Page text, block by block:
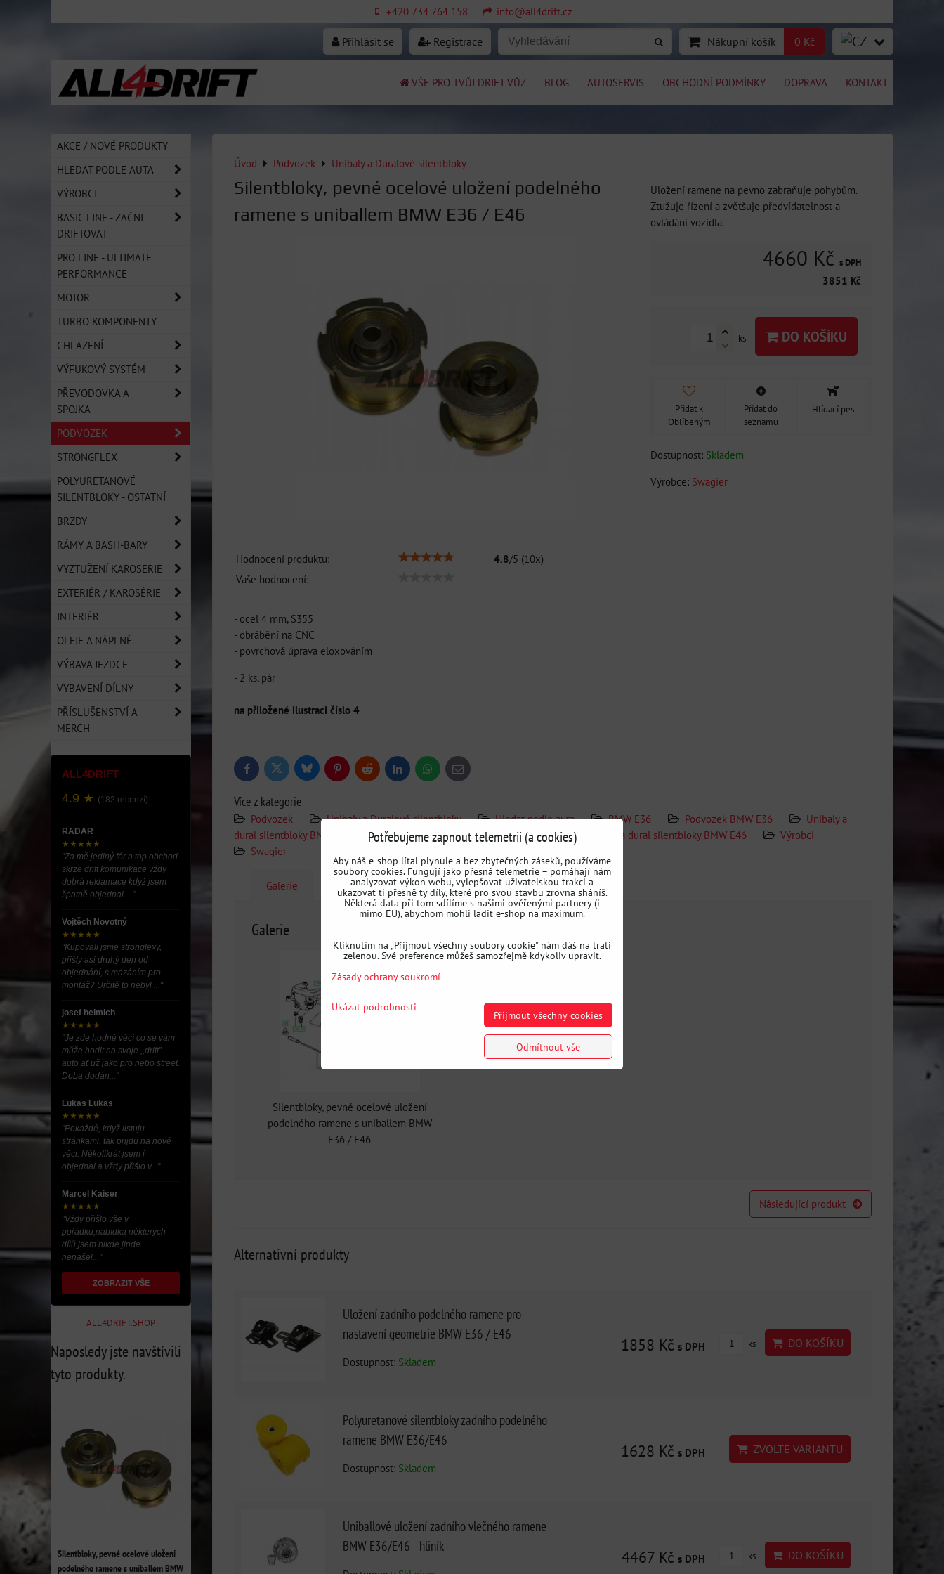
+420 734 764 158 info@all4drift.cz
Přihlásit se Registrace Nákupní košík 0 Kč
VŠE PRO TVŮJ DRIFT VŮZ BLOG AUTOSERVIS OBCHODNÍ PODMÍNKY DOPRAVA KONTAKT
Úvod Podvozek Unibaly a Duralové silentbloky
Silentbloky, pevné ocelové uložení podelného
ramene s uniballem BMW E36 / E46
Hodnocení produktu: 4.8/5 (10x)
Vaše hodnocení:
Uložení ramene na pevno zabraňuje pohybům.
Ztužuje řízení a zvětšuje předvídatelnost a
ovládání vozidla.
4660 Kč s DPH
3851 Kč
ks DO KOŠÍKU
Přidat k
Oblíbeným
Přidat do
seznamu
Hlídací pes
Dostupnost: Skladem
Výrobce: Swagier
- ocel 4 mm, S355
- obrábění na CNC
- povrchová úprava eloxováním
- 2 ks, pár
na přiložené ilustraci číslo 4
FacebookTwitter BlueskyPinterestReddit LinkedInWhatsApp
E-
mail
Více z kategorie
Podvozek Unibaly a Duralové silentbloky Hledat podle auta BMW E36 Podvozek BMW E36
Unibaly a
dural silentbloky BMW E36
BMW E46 Podvozek BMW E46 Unibaly a dural silentbloky BMW E46
Výrobci
Swagier
Galerie Doplňující informace
Galerie
Silentbloky, pevné ocelové uložení
podelného ramene s uniballem BMW
E36 / E46
Následující produkt
Alternativní produkty
Uložení zadního podelného ramene pro
nastavení geometrie BMW E36 / E46
Dostupnost: Skladem
1858 Kč s DPH ks DO KOŠÍKU
Polyuretanové silentbloky zadního podelného
ramene BMW E36/E46
Dostupnost: Skladem
1628 Kč s DPH ZVOLTE VARIANTU
Uniballové uložení zadního vlečného ramene
BMW E36/E46 - hliník
4467 Kč s DPH ks DO KOŠÍKU
AKCE / NOVÉ PRODUKTY
HLEDAT PODLE AUTA
VÝROBCI
BASIC LINE - ZAČNI
DRIFTOVAT
PRO LINE - ULTIMATE
PERFORMANCE
MOTOR
TURBO KOMPONENTY
CHLAZENÍ
VÝFUKOVÝ SYSTÉM
PŘEVODOVKA A
SPOJKA
PODVOZEK
STRONGFLEX
POLYURETANOVÉ
SILENTBLOKY - OSTATNÍ
BRZDY
RÁMY A BASH-BARY
VYZTUŽENÍ KAROSERIE
EXTERIÉR / KAROSÉRIE
INTERIÉR
OLEJE A NÁPLNĚ
VÝBAVA JEZDCE
VYBAVENÍ DÍLNY
PŘÍSLUŠENSTVÍ A
MERCH
ALL4DRIFT
4.9 ★ (182 recenzí)
RADAR
★★★★★
"Za mě jediný fér a top obchod
skrze drift komunikace vždy
dobrá reklamace když jsem
špatně objednal ..."
Vojtěch Novotný
★★★★★
"Kupovali jsme stronglexy,
přišly asi druhý den od
objednání, s mazáním pro
montáž? Určitě to nebyl ..."
josef helmich
★★★★★
"Je zde hodně věcí co se vám
může hodit na svoje ,,drift”
auto ať už jako pro nebo street.
Doba dodán..."
Lukas Lukas
★★★★★
"Pokaždé, když listuju
stránkami, tak prijdu na nové
věci. Několikrát jsem i
objednal a vždy přišlo v..."
Marcel Kaiser
★★★★★
"Vždy přišlo vše v
pořádku,nabídka některých
dílů,jsem nikde jinde
nenašel..."
ZOBRAZIT VŠE
ALL4DRIFT.SHOP
Naposledy jste navštívili
tyto produkty.
Silentbloky, pevné ocelové uložení
podelného ramene s uniballem BMW
Potřebujeme zapnout telemetrii (a cookies)
Aby náš e-shop lítal plynule a bez zbytečných záseků, používáme
soubory cookies. Fungují jako přesná telemetrie – pomáhají nám
analyzovat výkon webu, vylepšovat uživatelskou trakci a
ukazovat ti přesně ty díly, které pro svou stavbu zrovna sháníš.
Některá data při tom sdílíme s našimi ověřenými partnery (i
mimo EU), abychom mohli ladit e-shop na maximum.
Kliknutím na „Přijmout všechny soubory cookie" nám dáš na trati
zelenou. Své preference můžeš samozřejmě kdykoliv upravit.
Zásady ochrany soukromí
Ukázat podrobnosti
Přijmout všechny cookies
Odmítnout vše